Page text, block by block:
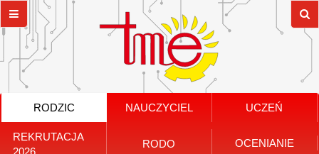
RODZIC NAUCZYCIEL UCZEŃ
REKRUTACJA
2026
RODO OCENIANIE